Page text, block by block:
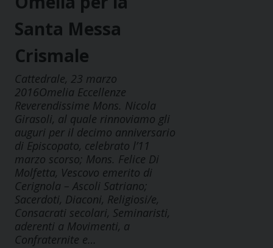
Santa Messa
Crismale
Cattedrale, 23 marzo
2016Omelia Eccellenze
Reverendissime Mons. Nicola
Girasoli, al quale rinnoviamo gli
auguri per il decimo anniversario
di Episcopato, celebrato l’11
marzo scorso; Mons. Felice Di
Molfetta, Vescovo emerito di
Cerignola – Ascoli Satriano;
Sacerdoti, Diaconi, Religiosi/e,
Consacrati secolari, Seminaristi,
aderenti a Movimenti, a
Confraternite e…